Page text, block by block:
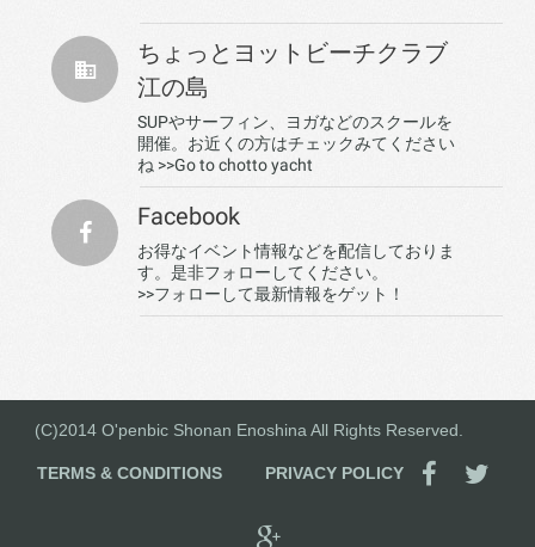
ちょっとヨットビーチクラブ
江の島
SUPやサーフィン、ヨガなどのスクールを
開催。お近くの方はチェックみてください
ね >>Go to chotto yacht
Facebook
お得なイベント情報などを配信しておりま
す。是非フォローしてください。
>>フォローして最新情報をゲット！
(C)2014 O'penbic Shonan Enoshina All Rights Reserved.
TERMS & CONDITIONS PRIVACY POLICY